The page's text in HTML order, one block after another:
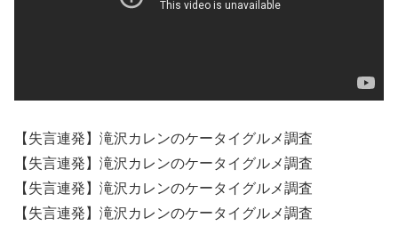
【失言連発】滝沢カレンのケータイグルメ調査
【失言連発】滝沢カレンのケータイグルメ調査
【失言連発】滝沢カレンのケータイグルメ調査
【失言連発】滝沢カレンのケータイグルメ調査